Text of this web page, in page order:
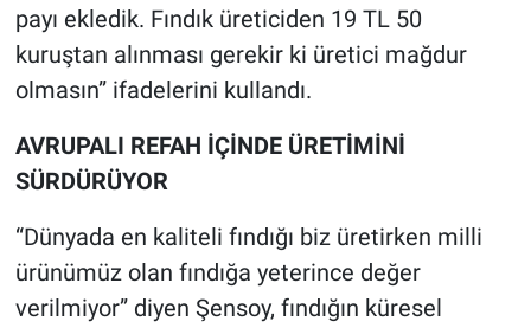
payı ekledik. Fındık üreticiden 19 TL 50
kuruştan alınması gerekir ki üretici mağdur
olmasın” ifadelerini kullandı.
AVRUPALI REFAH İÇİNDE ÜRETİMİNİ
SÜRDÜRÜYOR
“Dünyada en kaliteli fındığı biz üretirken milli
ürünümüz olan fındığa yeterince değer
verilmiyor” diyen Şensoy, fındığın küresel